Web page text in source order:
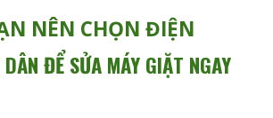
NÊN CHỌN ĐIỆN
ĐỂ SỬA MÁY GIẶT NGAY